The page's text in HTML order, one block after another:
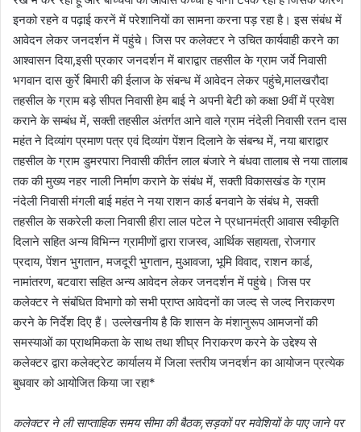
इनको रहने व पढ़ाई करनें में परेशानियों का सामना करना पड़ रहा है। इस संबंध में
आवेदन लेकर जनदर्शन में पहुंचे। जिस पर कलेक्टर ने उचित कार्यवाही करने का
आश्वासन दिया,इसी प्रकार जनदर्शन में बाराद्वार तहसील के ग्राम जर्वे निवासी
भगवान दास कुर्रे बिमारी की ईलाज के संबन्ध में आवेदन लेकर पहुंचे,मालखरौदा
तहसील के ग्राम बड़े सीपत निवासी हेम बाई ने अपनी बेटी को कक्षा 9वीं में प्रवेश
कराने के सम्बंध में, सक्ती तहसील अंतर्गत आने वाले ग्राम नंदेली निवासी रतन दास
महंत ने दिव्यांग प्रमाण पत्र एवं दिव्यांग पेंशन दिलाने के संबन्ध में, नया बाराद्वार
तहसील के ग्राम डुमरपारा निवासी कीर्तन लाल बंजारे ने बंधवा तालाब से नया तालाब
तक की मुख्य नहर नाली निर्माण कराने के संबंध में, सक्ती विकासखंड के ग्राम
नंदेली निवासी मंगली बाई महंत ने नया राशन कार्ड बनवाने के संबंध मे, सक्ती
तहसील के सकरेली कला निवासी हीरा लाल पटेल ने प्रधानमंत्री आवास स्वीकृति
दिलाने सहित अन्य विभिन्न ग्रामीणों द्वारा राजस्व, आर्थिक सहायता, रोजगार
प्रदाय, पेंशन भुगतान, मजदूरी भुगतान, मुआवजा, भूमि विवाद, राशन कार्ड,
नामांतरण, बटवारा सहित अन्य आवेदन लेकर जनदर्शन में पहुंचे। जिस पर
कलेक्टर ने संबंधित विभागो को सभी प्राप्त आवेदनों का जल्द से जल्द निराकरण
करने के निर्देश दिए हैं। उल्लेखनीय है कि शासन के मंशानुरूप आमजनों की
समस्याओं का प्राथमिकता के साथ तथा शीघ्र निराकरण करने के उद्देश्य से
कलेक्टर द्वारा कलेक्ट्रेट कार्यालय में जिला स्तरीय जनदर्शन का आयोजन प्रत्येक
बुधवार को आयोजित किया जा रहा*
कलेक्टर ने ली साप्ताहिक समय सीमा की बैठक,सड़कों पर मवेशियों के पाए जाने पर